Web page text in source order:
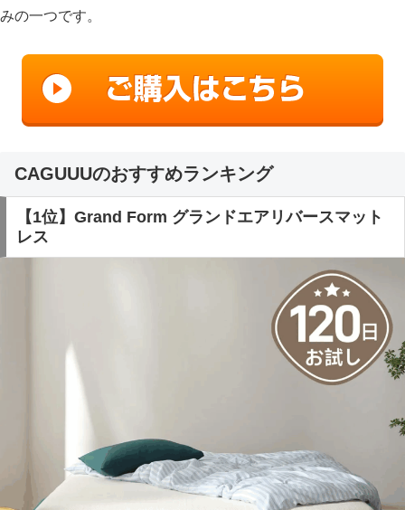
みの一つです。
CAGUUUのおすすめランキング
【1位】Grand Form グランドエアリバースマット
レス